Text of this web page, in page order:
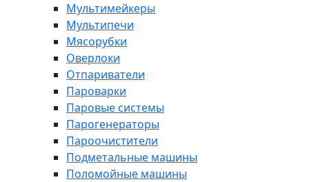
Мультимейкеры
Мультипечи
Мясорубки
Оверлоки
Отпариватели
Пароварки
Паровые системы
Парогенераторы
Пароочистители
Подметальные машины
Поломойные машины